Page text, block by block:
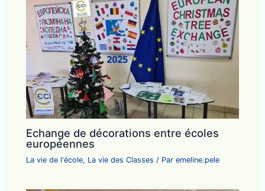
Echange de décorations entre écoles
européennes
La vie de l'école, La vie des Classes / Paremeline.pele